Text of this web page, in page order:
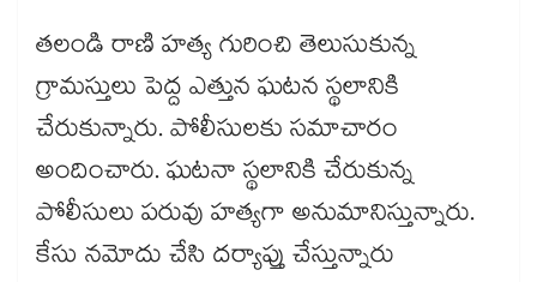
తలండి రాణి హత్య గురించి తెలుసుకున్న
గ్రామస్తులు పెద్ద ఎత్తున ఘటన స్థలానికి
చేరుకున్నారు. పోలీసులకు సమాచారం
అందించారు. ఘటనా స్థలానికి చేరుకున్న
పోలీసులు పరువు హత్యగా అనుమానిస్తున్నారు.
కేసు నమోదు చేసి దర్యాప్తు చేస్తున్నారు